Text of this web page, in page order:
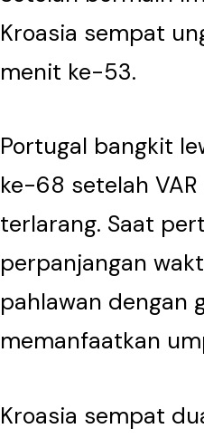
Kroasia sempat
menit ke-53.
Portugal bangkit
ke-68 setelah
terlarang. Saat
perpanjangan
pahlawan dengan
memanfaatkan
Kroasia sempat